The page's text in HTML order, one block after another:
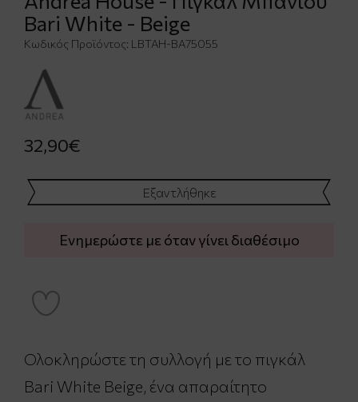
Bari White - Beige
Κωδικός Προϊόντος: LBTAH-BA75055
32,90€
Εξαντλήθηκε
Ενημερώστε με όταν γίνει διαθέσιμο
Ολοκληρώστε τη συλλογή με το πιγκάλ
Bari White Beige, ένα απαραίτητο